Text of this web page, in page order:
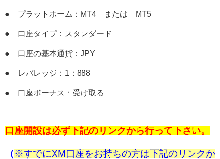
● プラットホーム：MT4 または MT5
● 口座タイプ：スタンダード
● 口座の基本通貨：JPY
● レバレッジ：1：888
● 口座ボーナス：受け取る
口座開設は必ず下記のリンクから行って下さい。
（ ※すでにXM口座をお持ちの方は下記のリンクか